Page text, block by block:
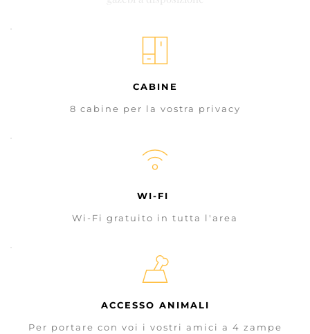
CABINE
8 cabine per la vostra privacy
WI-FI
Wi-Fi gratuito in tutta l'area
ACCESSO ANIMALI
Per portare con voi i vostri amici a 4 zampe